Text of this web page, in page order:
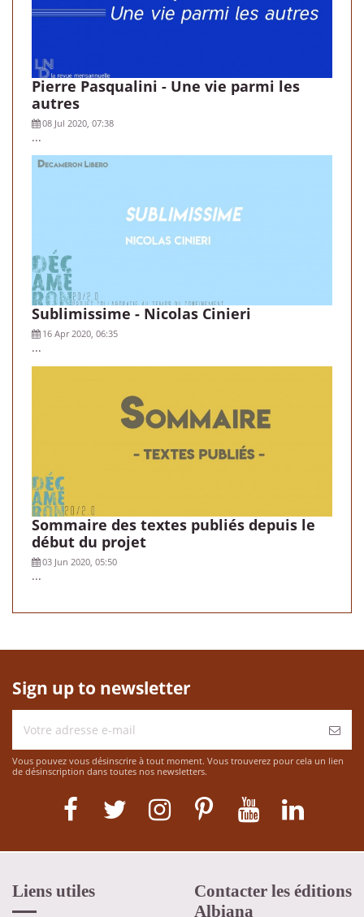
Pierre Pasqualini - Une vie parmi les
autres
08 Jul 2020, 07:38
...
Sublimissime - Nicolas Cinieri
16 Apr 2020, 06:35
...
Sommaire des textes publiés depuis le
début du projet
03 Jun 2020, 05:50
...
Sign up to newsletter
Vous pouvez vous désinscrire à tout moment. Vous trouverez pour cela un lien
de désinscription dans toutes nos newsletters.
Liens utiles
Contacter les éditions
Albiana